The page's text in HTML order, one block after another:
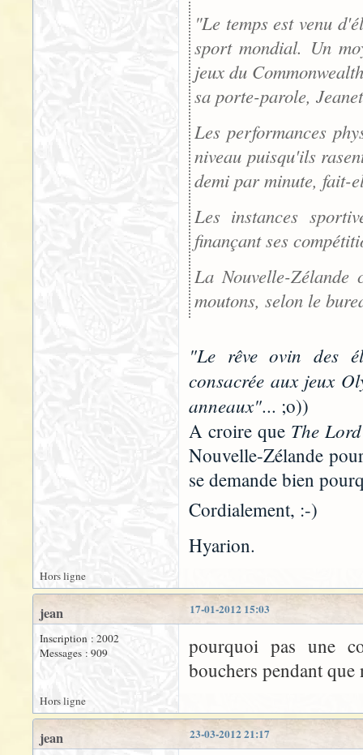
"Le temps est venu
sport mondial. Un
jeux du
sa porte-parole,
Les performances
niveau puisqu'ils
demi par minute, fait-
Les instances
finançant ses
La Nouvelle-
moutons, selon le
"Le rêve ovin des
consacrée aux jeux
anneaux"... ;o))
A croire que The
Nouvelle-Zélande
se demande bien
Cordialement, :-)
Hyarion.
Hors ligne
17-01-2012 15:03
jean
Inscription : 2002
Messages : 909
pourquoi pas une
bouchers pendant que
Hors ligne
23-03-2012 21:17
jean